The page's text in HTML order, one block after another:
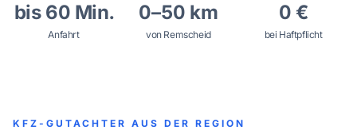
bis 60 Min.
Anfahrt
0–50 km
von Remscheid
0 €
bei Haftpflicht
KFZ-GUTACHTER AUS DER REGION